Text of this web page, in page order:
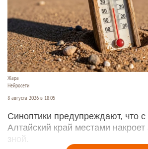
Жара
Нейросети
8 августа 2026 в 18:05
Синоптики предупреждают, что с
Алтайский край местами
зной.